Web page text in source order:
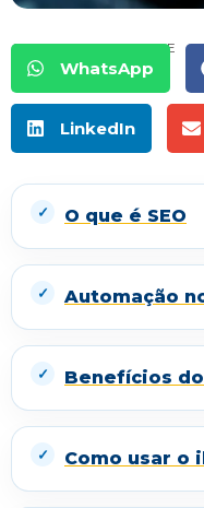
COMPARTILHE
WhatsApp
LinkedIn
O que é SEO
Automação
Benefícios
Como usar o